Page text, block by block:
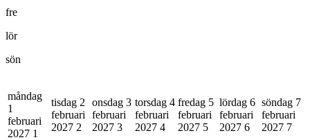
fre
lör
sön
måndag
1
februari
2027 1
tisdag 2
februari
2027 2
onsdag 3
februari
2027 3
torsdag 4
februari
2027 4
fredag 5
februari
2027 5
lördag 6
februari
2027 6
söndag 7
februari
2027 7